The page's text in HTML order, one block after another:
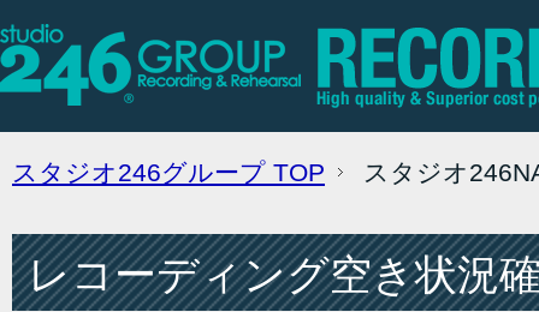
スタジオ246グループ TOP スタジオ
レコーディング空き状況